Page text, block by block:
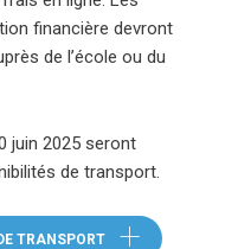
financière devront
de l’école ou du
dans une nouvelle fenêtre)
juin 2025 seront
de transport.
TRANSPORT (CE LIEN OUVRE